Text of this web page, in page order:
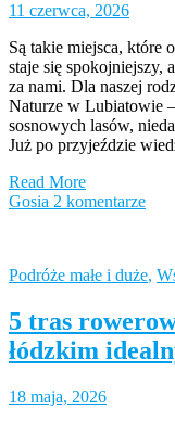
11 czerwca, 2026
Są takie miejsca, które
staje się spokojniejszy,
za nami. Dla naszej
Naturze w Lubiatowie
sosnowych lasów,
Już po przyjeździe
Read More
Gosia 2 komentarze
Podróże małe i duże,
5 tras
łódzkim
18 maja, 2026